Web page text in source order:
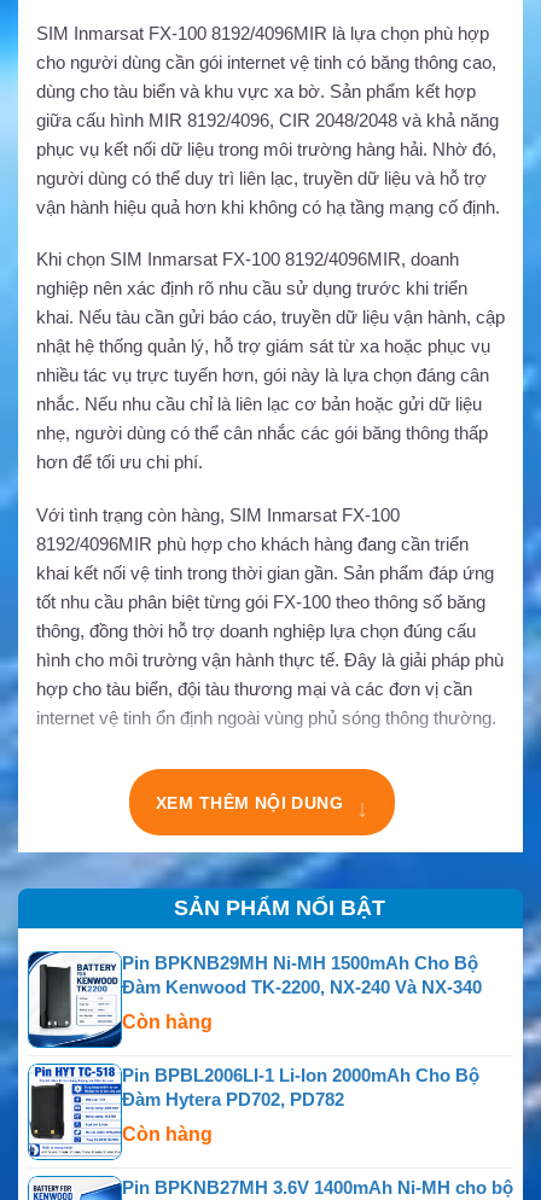
SIM Inmarsat FX-100 8192/4096MIR là lựa chọn phù hợp
cho người dùng cần gói internet vệ tinh có băng thông cao,
dùng cho tàu biển và khu vực xa bờ. Sản phẩm kết hợp
giữa cấu hình MIR 8192/4096, CIR 2048/2048 và khả năng
phục vụ kết nối dữ liệu trong môi trường hàng hải. Nhờ đó,
người dùng có thể duy trì liên lạc, truyền dữ liệu và hỗ trợ
vận hành hiệu quả hơn khi không có hạ tầng mạng cố định.
Khi chọn SIM Inmarsat FX-100 8192/4096MIR, doanh
nghiệp nên xác định rõ nhu cầu sử dụng trước khi triển
khai. Nếu tàu cần gửi báo cáo, truyền dữ liệu vận hành, cập
nhật hệ thống quản lý, hỗ trợ giám sát từ xa hoặc phục vụ
nhiều tác vụ trực tuyến hơn, gói này là lựa chọn đáng cân
nhắc. Nếu nhu cầu chỉ là liên lạc cơ bản hoặc gửi dữ liệu
nhẹ, người dùng có thể cân nhắc các gói băng thông thấp
hơn để tối ưu chi phí.
Với tình trạng còn hàng, SIM Inmarsat FX-100
8192/4096MIR phù hợp cho khách hàng đang cần triển
khai kết nối vệ tinh trong thời gian gần. Sản phẩm đáp ứng
tốt nhu cầu phân biệt từng gói FX-100 theo thông số băng
thông, đồng thời hỗ trợ doanh nghiệp lựa chọn đúng cấu
hình cho môi trường vận hành thực tế. Đây là giải pháp phù
hợp cho tàu biển, đội tàu thương mại và các đơn vị cần
internet vệ tinh ổn định ngoài vùng phủ sóng thông thường.
XEM THÊM NỘI DUNG ↓
SẢN PHẨM NỔI BẬT
Pin BPKNB29MH Ni-MH 1500mAh Cho Bộ
Đàm Kenwood TK-2200, NX-240 Và NX-340
Còn hàng
Pin BPBL2006LI-1 Li-Ion 2000mAh Cho Bộ
Đàm Hytera PD702, PD782
Còn hàng
Pin BPKNB27MH 3.6V 1400mAh Ni-MH cho bộ